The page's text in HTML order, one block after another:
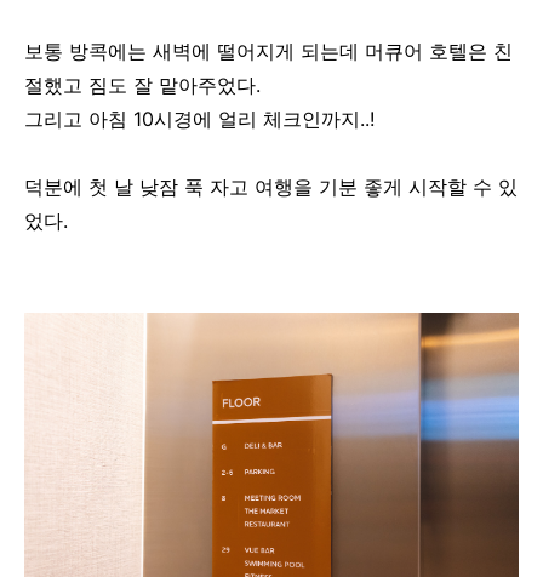
보통 방콕에는 새벽에 떨어지게 되는데 머큐어 호텔은 친
절했고 짐도 잘 맡아주었다.
그리고 아침 10시경에 얼리 체크인까지..!
덕분에 첫 날 낮잠 푹 자고 여행을 기분 좋게 시작할 수 있
었다.